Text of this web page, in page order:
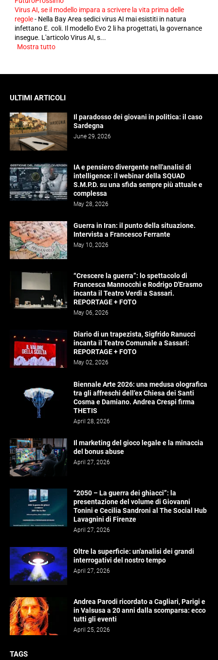
Virus AI, se il modello impara a scrivere la vita prima delle
regole- Nella Bay Area sedici virus AI mai esistiti in natura
infettano E. coli. Il modello Evo 2 li ha progettati, la governance
insegue. L'articolo Virus AI, s...
Mostra tutto
ULTIMI ARTICOLI
Il paradosso dei giovani in politica: il caso
Sardegna
June 29, 2026
IA e pensiero divergente nell'analisi di
intelligence: il webinar della SQUAD
S.M.P.D. su una sfida sempre più attuale e
complessa
May 28, 2026
Guerra in Iran: il punto della situazione.
Intervista a Francesco Ferrante
May 10, 2026
“Crescere la guerra”: lo spettacolo di
Francesca Mannocchi e Rodrigo D'Erasmo
incanta il Teatro Verdi a Sassari.
REPORTAGE + FOTO
May 06, 2026
Diario di un trapezista, Sigfrido Ranucci
incanta il Teatro Comunale a Sassari:
REPORTAGE + FOTO
May 02, 2026
Biennale Arte 2026: una medusa olografica
tra gli affreschi dell’ex Chiesa dei Santi
Cosma e Damiano. Andrea Crespi firma
THETIS
April 28, 2026
Il marketing del gioco legale e la minaccia
del bonus abuse
April 27, 2026
“2050 – La guerra dei ghiacci”: la
presentazione del volume di Giovanni
Tonini e Cecilia Sandroni al The Social Hub
Lavagnini di Firenze
April 27, 2026
Oltre la superficie: un'analisi dei grandi
interrogativi del nostro tempo
April 27, 2026
Andrea Parodi ricordato a Cagliari, Parigi e
in Valsusa a 20 anni dalla scomparsa: ecco
tutti gli eventi
April 25, 2026
TAGS